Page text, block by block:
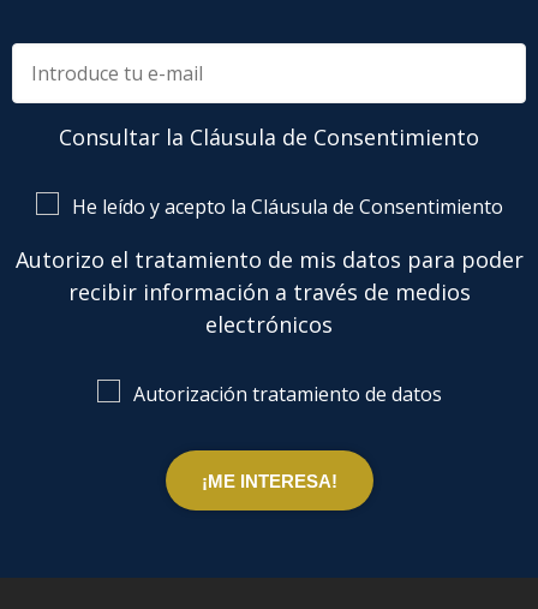
Consultar la Cláusula de Consentimiento
He leído y acepto la Cláusula de Consentimiento
Autorizo el tratamiento de mis datos para poder
recibir información a través de medios
electrónicos
Autorización tratamiento de datos